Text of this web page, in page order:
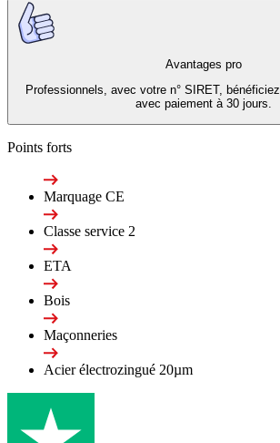
Avantages pro
Professionnels, avec votre n° SIRET,
avec paiement à 30 jours.
Points forts
Marquage CE
Classe service 2
ETA
Bois
Maçonneries
Acier électrozingué 20µm